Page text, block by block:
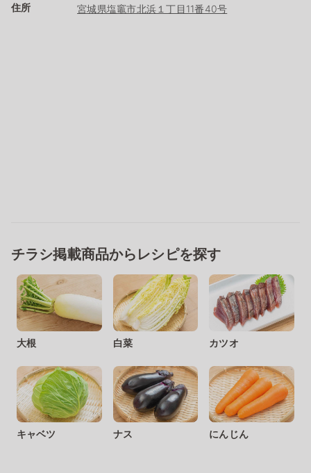
住所 宮城県塩竈市北浜１丁目11番40号
チラシ掲載商品からレシピを探す
大根 白菜 カツオ
キャベツ ナス にんじん